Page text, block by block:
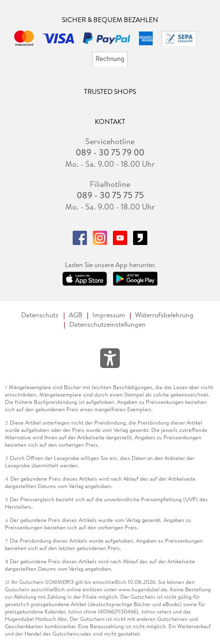
SICHER & BEQUEM BEZAHLEN
TRUSTED SHOPS
KONTAKT
Servicehotline
089 - 30 75 79 00
Mo. - Sa. 9.00 - 18.00 Uhr
Filialhotline
089 - 30 75 75 75
Mo. - Sa. 9.00 - 18.00 Uhr
Laden Sie unsere App herunter.
Datenschutz AGB Impressum
Widerrufsbelehrung
Datenschutzeinstellungen
1 Mängelexemplare sind Bücher mit leichten Beschädigungen, die das Lesen aber nicht
einschränken. Mängelexemplare sind durch einen Stempel als solche gekennzeichnet.
Die frühere Buchpreisbindung ist aufgehoben. Angaben zu Preissenkungen beziehen
sich auf den gebundenen Preis eines mangelfreien Exemplars.
2 Diese Artikel unterliegen nicht der Preisbindung, die Preisbindung dieser Artikel
wurde aufgehoben oder der Preis wurde vom Verlag gesenkt. Die jeweils zutreffende
Alternative wird Ihnen auf der Artikelseite dargestellt. Angaben zu Preissenkungen
beziehen sich auf den vorherigen Preis.
3 Durch Öffnen der Leseprobe willigen Sie ein, dass Daten an den Anbieter der
Leseprobe übermittelt werden.
4 Der gebundene Preis dieses Artikels wird nach Ablauf des auf der Artikelseite
dargestellten Datums vom Verlag angehoben.
5 Der Preisvergleich bezieht sich auf die unverbindliche Preisempfehlung (UVP) des
Herstellers.
6 Der gebundene Preis dieses Artikels wurde vom Verlag gesenkt. Angaben zu
Preissenkungen beziehen sich auf den vorherigen Preis.
7 Die Preisbindung dieses Artikels wurde aufgehoben. Angaben zu Preissenkungen
beziehen sich auf den letzten gebundenen Preis.
8 Der gebundene Preis dieses Artikels wird nach Ablauf des auf der Artikelseite
dargestellten Datums vom Verlag angehoben.
12 Ihr Gutschein SOMMER13 gilt bis einschließlich 10.08.2026. Sie können den
Gutschein ausschließlich online einlösen unter www.hugendubel.de. Keine Bestellung
zur Abholung mit Zahlung in der Filiale möglich. Der Gutschein ist nicht gültig für
gesetzlich preisgebundene Artikel (deutschsprachige Bücher und eBooks) sowie für
preisgebundene Kalender, tolino shine (4016621130466), tolino select und das
Hugendubel Hörbuch Abo. Der Gutschein ist nicht mit anderen Gutscheinen und
Geschenkkarten kombinierbar. Eine Barauszahlung ist nicht möglich. Ein Weiterverkauf
und der Handel des Gutscheincodes sind nicht gestattet.